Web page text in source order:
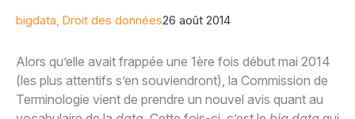
bigdata Droit des données26 août 2014
Alors qu’elle avait frappée une 1ère fois début mai 2014
(les plus attentifs s’en souviendront), la Commission de
Terminologie vient de prendre un nouvel avis quant au